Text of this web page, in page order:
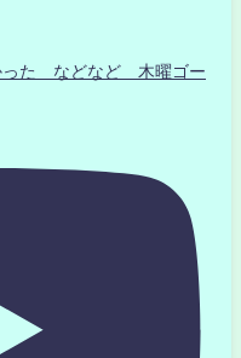
った などなど 木曜ゴー